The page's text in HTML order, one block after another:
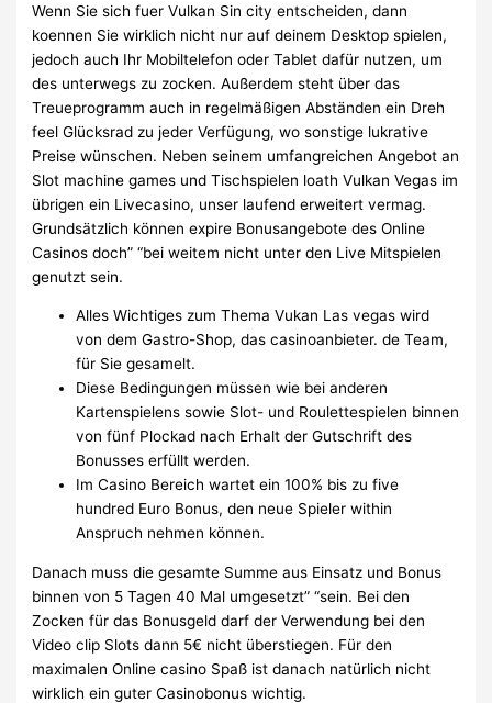
Wenn Sie sich fuer Vulkan Sin city entscheiden, dann
koennen Sie wirklich nicht nur auf deinem Desktop spielen,
jedoch auch Ihr Mobiltelefon oder Tablet dafür nutzen, um
des unterwegs zu zocken. Außerdem steht über das
Treueprogramm auch in regelmäßigen Abständen ein Dreh
feel Glücksrad zu jeder Verfügung, wo sonstige lukrative
Preise wünschen. Neben seinem umfangreichen Angebot an
Slot machine games und Tischspielen loath Vulkan Vegas im
übrigen ein Livecasino, unser laufend erweitert vermag.
Grundsätzlich können expire Bonusangebote des Online
Casinos doch” “bei weitem nicht unter den Live Mitspielen
genutzt sein.
Alles Wichtiges zum Thema Vukan Las vegas wird
von dem Gastro-Shop, das casinoanbieter. de Team,
für Sie gesamelt.
Diese Bedingungen müssen wie bei anderen
Kartenspielens sowie Slot- und Roulettespielen binnen
von fünf Plockad nach Erhalt der Gutschrift des
Bonusses erfüllt werden.
Im Casino Bereich wartet ein 100% bis zu five
hundred Euro Bonus, den neue Spieler within
Anspruch nehmen können.
Danach muss die gesamte Summe aus Einsatz und Bonus
binnen von 5 Tagen 40 Mal umgesetzt” “sein. Bei den
Zocken für das Bonusgeld darf der Verwendung bei den
Video clip Slots dann 5€ nicht überstiegen. Für den
maximalen Online casino Spaß ist danach natürlich nicht
wirklich ein guter Casinobonus wichtig.